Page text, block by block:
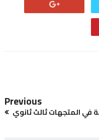
Previous
المتجهات ثالث ثانوي